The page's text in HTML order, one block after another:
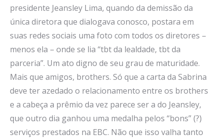
presidente Jeansley Lima, quando da demissão da
única diretora que dialogava conosco, postara em
suas redes sociais uma foto com todos os diretores –
menos ela – onde se lia “tbt da lealdade, tbt da
parceria”. Um ato digno de seu grau de maturidade.
Mais que amigos, brothers. Só que a carta da Sabrina
deve ter azedado o relacionamento entre os brothers
e a cabeça a prêmio da vez parece ser a do Jeansley,
que outro dia ganhou uma medalha pelos “bons” (?)
serviços prestados na EBC. Não que isso valha tanto